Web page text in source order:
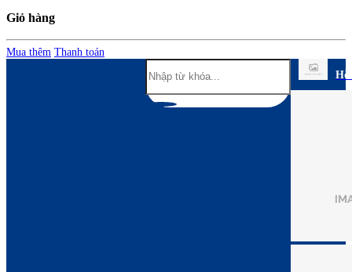
Giỏ hàng
Mua thêm Thanh toán